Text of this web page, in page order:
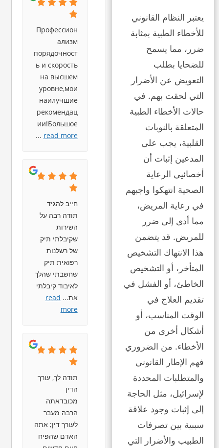
يعتبر النظام القانوني
للأخطاء الطبية بمثابة
ضرر، مما يسمح
للضحايا بطلب
التعويض عن الأضرار
التي لحقت بهم. في
حالات الأخطاء الطبية
المتعلقة بالنوبات
القلبية، يجب على
المدعين إثبات أن
أخصائيي الرعاية
الصحية انتهكوا واجبهم
في رعاية المريض،
مما أدى إلى ضرر
للمريض. قد يتضمن
هذا الانتهاك التشخيص
المتأخر، أو التشخيص
الخاطئ، أو الفشل في
تقديم العلاج في
الوقت المناسب، أو
أشكال أخرى من
الأخطاء. من الضروري
فهم الإطار القانوني
والمتطلبات المحددة
لإسرائيل، مثل الحاجة
إلى إثبات وجود علاقة
سببية بين تصرفات
الطبيب والأضرار التي
Профессион
ализм
порядочност
ь и скорость
на высшем
уровне,мои
наилучшие
рекомендац
ии!Большое
... read more
חייב להגיד
תודה רבה על
השירות
שקיבלתי תיק
של רשלנות
רפואית תיק
שחשבתי שהלך
לאיבוד קיבלתי
את...
read
more
תודה לך, עורך
הדין
מכובדאתה
הרבה מעבר
לעורך דין; אתה
האדם שהפיח